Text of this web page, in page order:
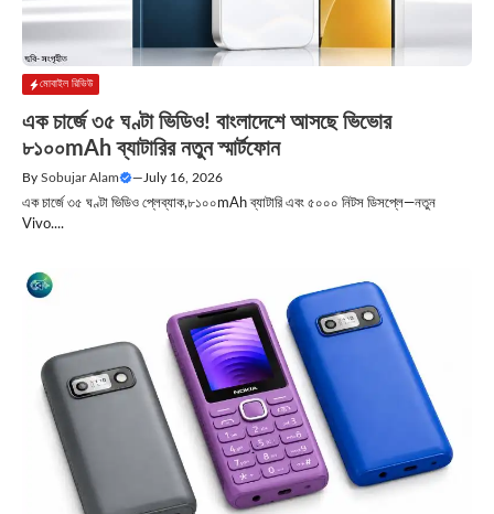
মোবাইল রিভিউ
এক চার্জে ৩৫ ঘণ্টা ভিডিও! বাংলাদেশে আসছে ভিভোর
৮১০০mAh ব্যাটারির নতুন স্মার্টফোন
By Sobujar Alam — July 16, 2026
এক চার্জে ৩৫ ঘণ্টা ভিডিও প্লেব্যাক,৮১০০mAh ব্যাটারি এবং ৫০০০ নিটস ডিসপ্লে—নতুন
Vivo....